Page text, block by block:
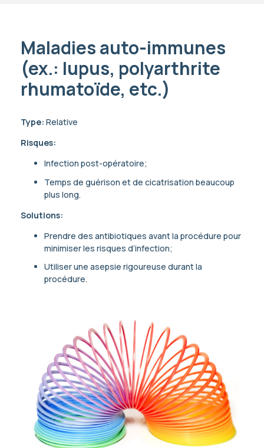
Maladies auto-immunes
(ex.: lupus, polyarthrite
rhumatoïde, etc.)
Type: Relative
Risques:
Infection post-opératoire;
Temps de guérison et de cicatrisation beaucoup
plus long.
Solutions:
Prendre des antibiotiques avant la procédure pour
minimiser les risques d’infection;
Utiliser une asepsie rigoureuse durant la
procédure.